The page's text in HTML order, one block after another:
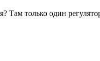
Там только один